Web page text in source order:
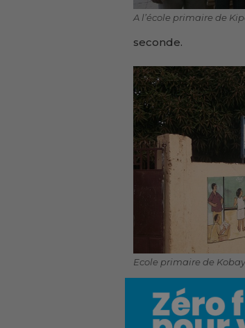
A l’école primaire de
seconde.
Ecole primaire de